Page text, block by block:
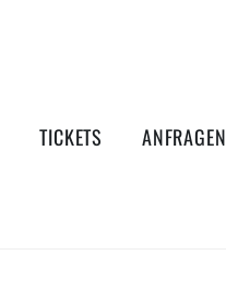
TICKETS ANFRAGEN